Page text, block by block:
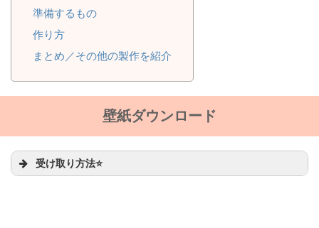
準備するもの
作り方
まとめ／その他の製作を紹介
壁紙ダウンロード
受け取り方法⭐